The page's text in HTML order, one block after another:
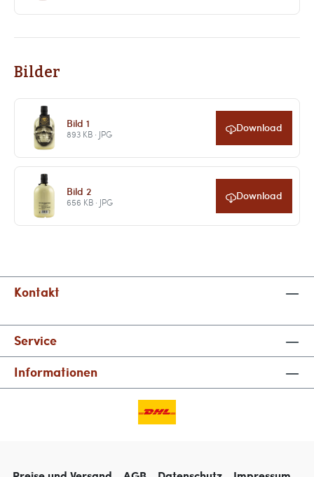
Bilder
Bild 1
893 KB · JPG Download
Bild 2
656 KB · JPG Download
Kontakt
Service
Informationen